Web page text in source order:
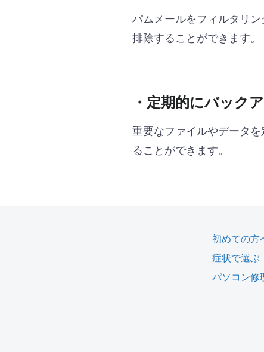
パムメールをフィルタリ
排除することができます。
・定期的にバック
重要なファイルやデータ
ることができます。
初めての方
症状で選ぶ
パソコン修